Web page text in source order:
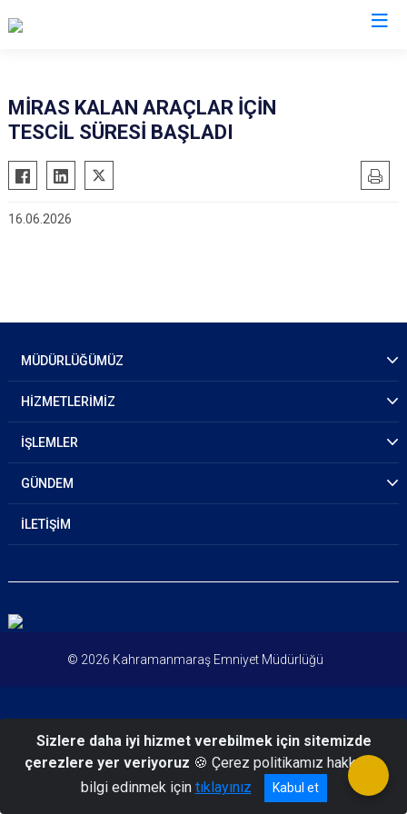
MİRAS KALAN ARAÇLAR İÇİN
TESCİL SÜRESİ BAŞLADI
16.06.2026
MÜDÜRLÜĞÜMÜZ
HİZMETLERİMİZ
İŞLEMLER
GÜNDEM
İLETİŞİM
© 2026 Kahramanmaraş Emniyet Müdürlüğü
Sizlere daha iyi hizmet verebilmek için sitemizde
çerezlere yer veriyoruz 🍪 Çerez politikamız hakkında
bilgi edinmek için tıklayınız Kabul et